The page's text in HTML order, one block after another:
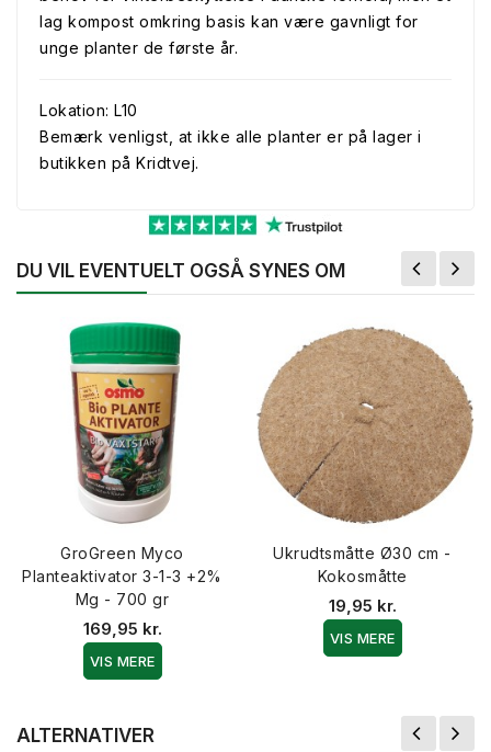
lag kompost omkring basis kan være gavnligt for
unge planter de første år.
Lokation: L10
Bemærk venligst, at ikke alle planter er på lager i
butikken på Kridtvej.
DU VIL EVENTUELT OGSÅ SYNES OM
GroGreen Myco
Planteaktivator 3-1-3 +2%
Mg - 700 gr
169,95 kr.
VIS MERE
Ukrudtsmåtte Ø30 cm -
Kokosmåtte
19,95 kr.
VIS MERE
ALTERNATIVER